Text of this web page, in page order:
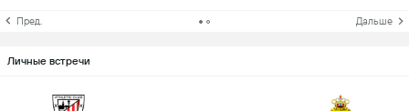
Пред. Дальше
Личные встречи